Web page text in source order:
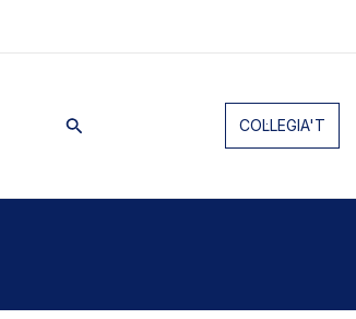
Cerca COL·LEGIA'T